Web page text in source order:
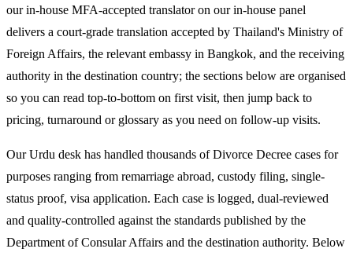
our in-house MFA-accepted translator on our in-house panel
delivers a court-grade translation accepted by Thailand's Ministry of
Foreign Affairs, the relevant embassy in Bangkok, and the receiving
authority in the destination country; the sections below are organised
so you can read top-to-bottom on first visit, then jump back to
pricing, turnaround or glossary as you need on follow-up visits.
Our Urdu desk has handled thousands of Divorce Decree cases for
purposes ranging from remarriage abroad, custody filing, single-
status proof, visa application. Each case is logged, dual-reviewed
and quality-controlled against the standards published by the
Department of Consular Affairs and the destination authority. Below